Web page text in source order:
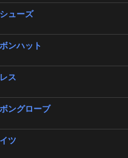
ューズ
ンハット
ス
ングローブ
ツ